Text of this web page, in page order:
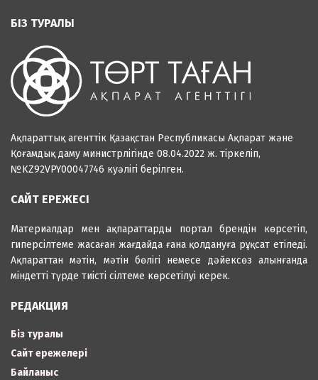
БІЗ ТУРАЛЫ
Ақпараттық агенттік Қазақстан Республикасы Ақпарат және
Қоғамдық даму министрлігінде 08.04.2022 ж. тіркеліп,
№KZ92VPY00047746 куәлігі берілген.
САЙТ ЕРЕЖЕСІ
Материалдар мен ақпараттарды портал брендін көрсетіп,
гиперсілтеме жасаған жағдайда ғана қолдануға рұқсат етіледі.
Ақпараттан мәтін, мәтін бөлігі немесе дәйексөз алынғанда
міндетті түрде тиісті сілтеме көрсетілуі керек.
РЕДАКЦИЯ
Біз туралы
Сайт ережелері
Байланыс